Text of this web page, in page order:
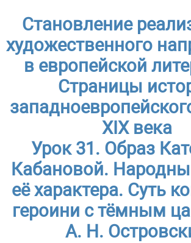
Становление
художественного
в европейской
Страницы
XIX века
Урок 31. Образ
Кабановой.
её характера. Суть
героини с тёмным
А. Н.